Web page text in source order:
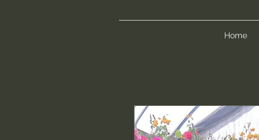
Home